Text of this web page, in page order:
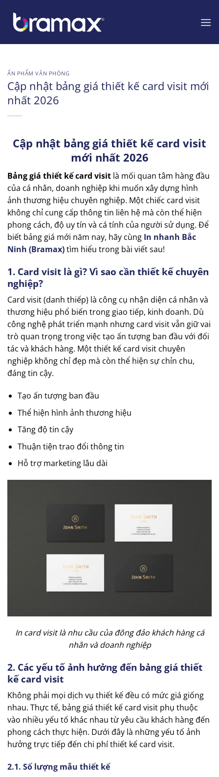
dung
ẤN PHẨM VĂN PHÒNG
Cập nhật bảng giá thiết kế card visit mới
nhất 2026
Cập nhật bảng giá thiết kế card visit
mới nhất 2026
Bảng giá thiết kế card visit là mối quan tâm hàng đầu
của cá nhân, doanh nghiệp khi muốn xây dựng hình
ảnh thương hiệu chuyên nghiệp. Một chiếc card visit
không chỉ cung cấp thông tin liên hệ mà còn thể hiện
phong cách, độ uy tín và cá tính của người sử dụng. Để
biết bảng giá mới năm nay, hãy cùng In nhanh Bắc
Ninh (Bramax)tìm hiểu trong bài viết sau!
1. Card visit là gì? Vì sao cần thiết kế chuyên
nghiệp?
Card visit (danh thiếp) là công cụ nhận diện cá nhân và
thương hiệu phổ biến trong giao tiếp, kinh doanh. Dù
công nghệ phát triển mạnh nhưng card visit vẫn giữ vai
trò quan trọng trong việc tạo ấn tượng ban đầu với đối
tác và khách hàng. Một thiết kế card visit chuyên
nghiệp không chỉ đẹp mà còn thể hiện sự chỉn chu,
đáng tin cậy.
Tạo ấn tượng ban đầu
Thể hiện hình ảnh thương hiệu
Tăng độ tin cậy
Thuận tiện trao đổi thông tin
Hỗ trợ marketing lâu dài
In card visit là nhu cầu của đông đảo khách hàng cá
nhân và doanh nghiệp
2. Các yếu tố ảnh hưởng đến bảng giá thiết
kế card visit
Không phải mọi dịch vụ thiết kế đều có mức giá giống
nhau. Thực tế, bảng giá thiết kế card visit phụ thuộc
vào nhiều yếu tố khác nhau từ yêu cầu khách hàng đến
phong cách thực hiện. Dưới đây là những yếu tố ảnh
hưởng trực tiếp đến chi phí thiết kế card visit.
2.1. Số lượng mẫu thiết kế